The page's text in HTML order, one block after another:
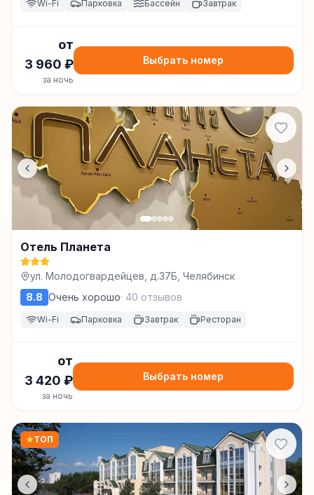
Wi-Fi Парковка Бассейн Завтрак
от
3 960 ₽
за ночь
Выбрать номер
Отель Планета
ул. Молодогвардейцев, д.37Б, Челябинск
8.8 Очень хорошо· 40 отзывов
Wi-Fi Парковка Завтрак Ресторан
от
3 420 ₽
за ночь
Выбрать номер
★ТОП